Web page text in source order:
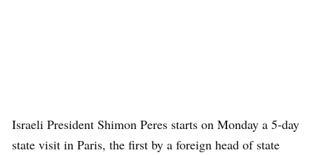
Israeli President Shimon Peres starts on Monday a 5-day
state visit in Paris, the first by a foreign head of state